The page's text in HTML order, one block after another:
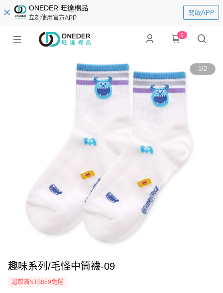
ONEDER 旺達棉品
立刻使用官方APP
開啟APP
0
1/2
趣味系列/毛怪中筒襪-09
超取滿NT$859免運